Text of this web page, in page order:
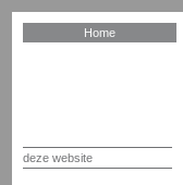
Home
deze website